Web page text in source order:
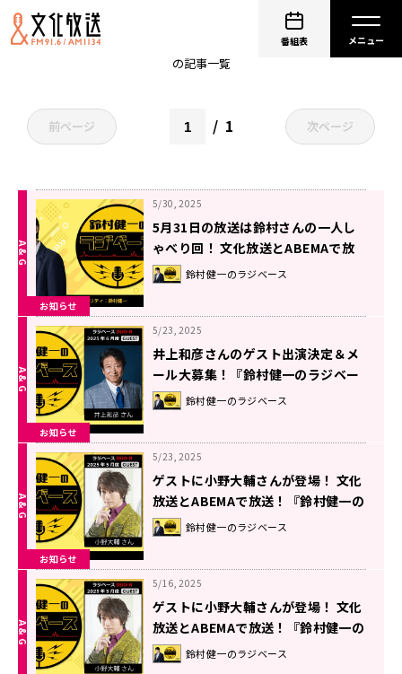
番組表
の記事一覧
前ページ 1 次ページ
お知らせ
5/30, 2025
5月31日の放送は鈴村さんの一人し
ゃべり回！ 文化放送とABEMAで放
送！『鈴村健一のラジベース』#166
鈴村健一のラジベース
お知らせ
5/23, 2025
井上和彦さんのゲスト出演決定＆メ
ール大募集！『鈴村健一のラジベー
ス』 鈴村健一のラジベース
お知らせ
5/23, 2025
ゲストに小野大輔さんが登場！ 文化
放送とABEMAで放送！『鈴村健一の
ラジベース』#165
鈴村健一のラジベース
5/16, 2025
ゲストに小野大輔さんが登場！ 文化
放送とABEMAで放送！『鈴村健一の
ラジベース』#164
鈴村健一のラジベース